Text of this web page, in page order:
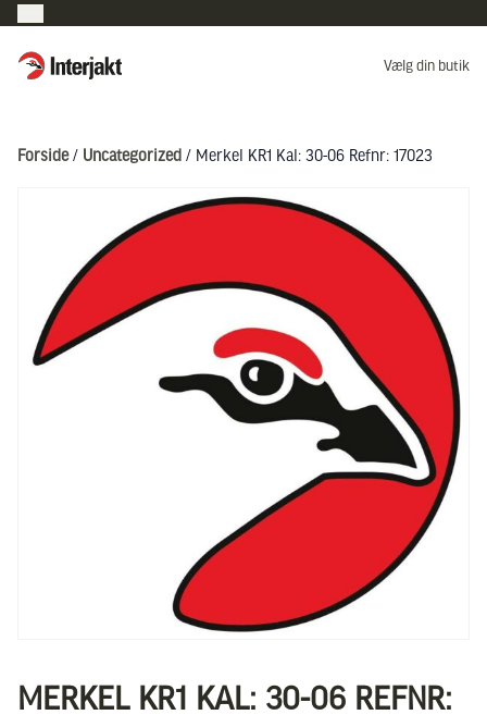
Interjakt DK Vælg din butik
Forside/ Uncategorized / Merkel KR1 Kal: 30-06 Refnr: 17023
MERKEL KR1 KAL: 30-06 REFNR: